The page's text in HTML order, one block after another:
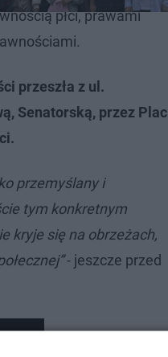
płci, prawami
przeszła z ul.
Senatorską, przez Plac
przemyślany i
tym konkretnym
kryje się na obrzeżach,
- jeszcze przed